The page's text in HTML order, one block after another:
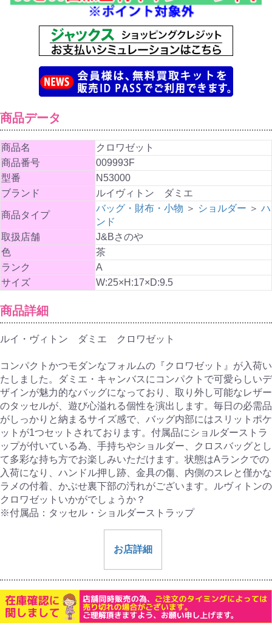
商品データ
商品名
クロワゼット
商品番号
009993F
型番
N53000
ブランド
ルイヴィトン ダミエ
商品タイプ
バッグ・財布・小物 ＞ ショルダー ＞ ハ
ンド
取扱店舗
J&Bさのや
色
茶
ランク
A
サイズ
W:25×H:17×D:9.5
商品詳細
ルイ・ヴィトン ダミエ クロワゼット
コンパクトかつモダンなフォルムの『クロワゼット』が入荷い
たしました。ダミエ・キャンバスにコンパクトで可愛らしいデ
ザインが魅力的なバッグになっており、取り外し可能なレザー
のタッセルが、遊び心溢れる個性を演出します。毎日の必需品
がしっかりと納まるサイズ感で、バッグ内部にはスリットポケ
ットが1つセットされております。付属品にショルダーストラ
ップが付いている為、手持ちやショルダー、クロスバッグとし
て多彩な持ち方でお楽しみいただけます。状態はAランクでの
入荷になり、ハンドル押し跡、金具の傷、内側のスレと僅かな
ラメの付着、かぶせ裏下部の汚れがございます。ルヴィトンの
クロワゼットいかがでしょうか？
※付属品：タッセル・ショルダーストラップ
お店詳細